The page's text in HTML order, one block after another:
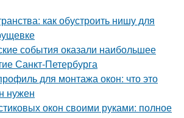
как обустроить нишу для
события оказали наибольшее
Санкт-Петербурга
для монтажа окон: что это
нужен
окон своими руками: полное